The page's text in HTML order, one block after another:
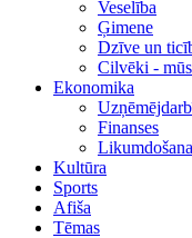
Veselība
Ģimene
Dzīve un
Cilvēki -
Ekonomika
Finanses
Kultūra
Sports
Afiša
Tēmas